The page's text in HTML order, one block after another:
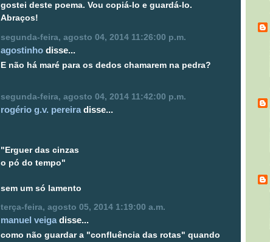
gostei deste poema. Vou copiá-lo e guardá-lo.
Abraços!
segunda-feira, agosto 04, 2014 11:26:00 p.m.
agostinho disse...
E não há maré para os dedos chamarem na pedra?
segunda-feira, agosto 04, 2014 11:42:00 p.m.
rogério g.v. pereira disse...
"Erguer das cinzas
o pó do tempo"
sem um só lamento
terça-feira, agosto 05, 2014 1:19:00 a.m.
manuel veiga disse...
como não guardar a "confluência das rotas" quando